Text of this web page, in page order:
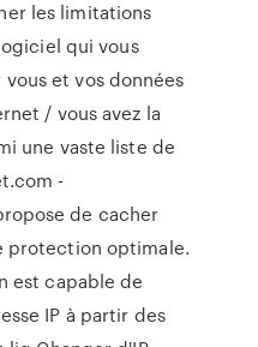
les limitations
qui vous
et vos données
/ vous avez la
une vaste liste de
-
de cacher
protection optimale.
est capable de
IP à partir des